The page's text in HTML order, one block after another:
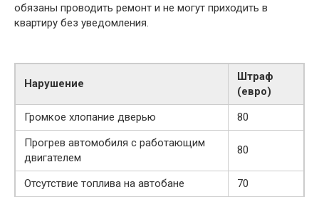
обязаны проводить ремонт и не могут приходить в
квартиру без уведомления.
Нарушение
Штраф
(евро)
Громкое хлопание дверью
80
Прогрев автомобиля с работающим
двигателем
80
Отсутствие топлива на автобане 70